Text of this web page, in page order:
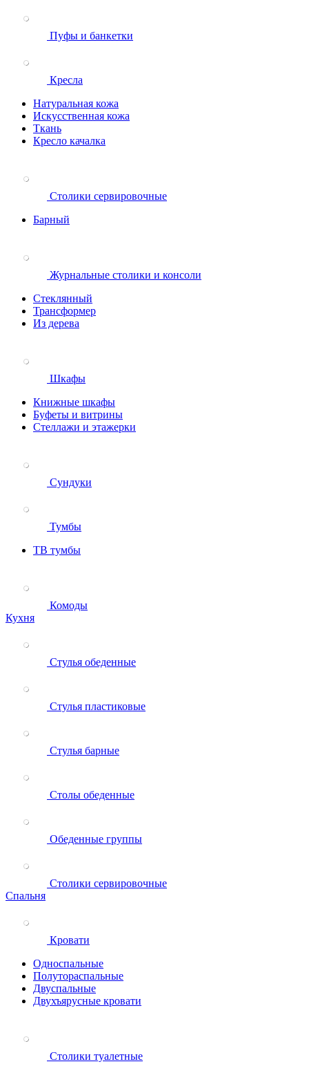
Пуфы и банкетки
Кресла
Натуральная кожа
Искусственная кожа
Ткань
Кресло качалка
Столики сервировочные
Барный
Журнальные столики и консоли
Стеклянный
Трансформер
Из дерева
Шкафы
Книжные шкафы
Буфеты и витрины
Стеллажи и этажерки
Сундуки
Тумбы
ТВ тумбы
Комоды
Кухня
Стулья обеденные
Стулья пластиковые
Стулья барные
Столы обеденные
Обеденные группы
Столики сервировочные
Спальня
Кровати
Односпальные
Полутораспальные
Двуспальные
Двухъярусные кровати
Столики туалетные